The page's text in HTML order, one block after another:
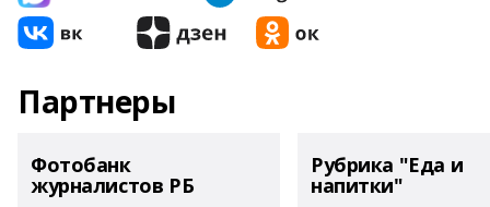
Партнеры
Фотобанк
журналистов РБ
Рубрика "Еда и
напитки"